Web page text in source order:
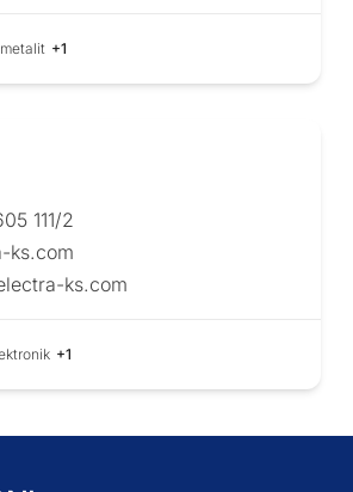
+1
111/2
ks.com
ks.com
+1